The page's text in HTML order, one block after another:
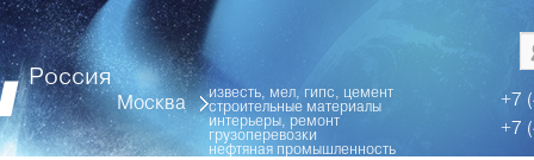
+7
+7
Москва
известь, мел, гипс, цемент
строительные материалы
интерьеры, ремонт
грузоперевозки
нефтяная промышленность
Россия